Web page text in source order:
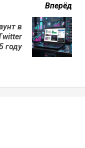
Вперёд
в
году